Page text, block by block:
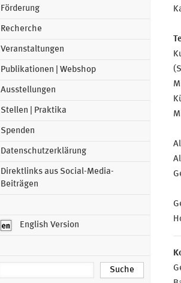
Förderung
Recherche
Veranstaltungen
Publikationen | Webshop
Ausstellungen
Stellen | Praktika
Spenden
Datenschutzerklärung
Direktlinks aus Social-Media-
Beiträgen
English Version